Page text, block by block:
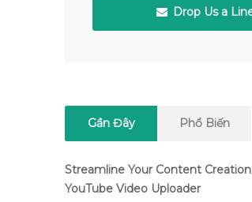
Drop Us a
Gần Đây Phổ Biến
Streamline Your Content
YouTube Video Uploader